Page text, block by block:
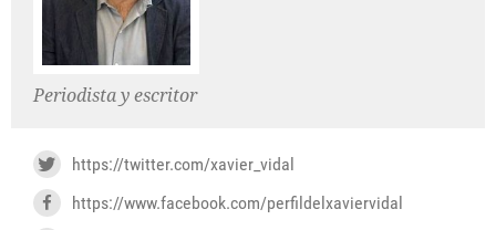
Periodista y escritor
https://twitter.com/xavier_vidal
https://www.facebook.com/perfildelxaviervidal